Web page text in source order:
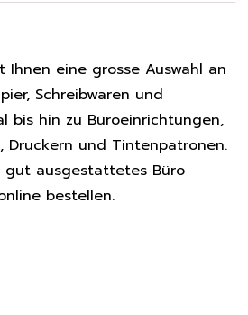
eine grosse Auswahl an
Schreibwaren und
bis hin zu Büroeinrichtungen,
Druckern und Tintenpatronen.
gut ausgestattetes Büro
bestellen.